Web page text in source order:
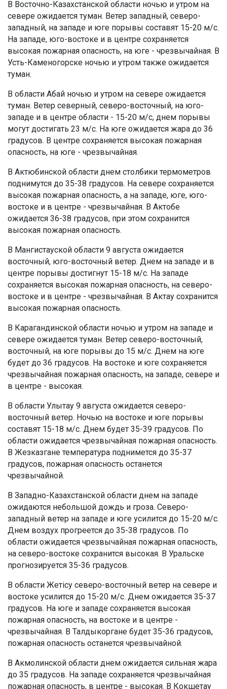
В Восточно-Казахстанской области ночью и утром на
севере ожидается туман. Ветер западный, северо-
западный, на западе и юге порывы составят 15-20 м/с.
На западе, юго-востоке и в центре сохраняется
высокая пожарная опасность, на юге - чрезвычайная. В
Усть-Каменогорске ночью и утром также ожидается
туман.
В области Абай ночью и утром на севере ожидается
туман. Ветер северный, северо-восточный, на юго-
западе и в центре области - 15-20 м/с, днем порывы
могут достигать 23 м/с. На юге ожидается жара до 36
градусов. В центре сохраняется высокая пожарная
опасность, на юге - чрезвычайная.
В Актюбинской области днем столбики термометров
поднимутся до 35-38 градусов. На севере сохраняется
высокая пожарная опасность, а на западе, юге, юго-
востоке и в центре - чрезвычайная. В Актобе
ожидается 36-38 градусов, при этом сохранится
высокая пожарная опасность.
В Мангистауской области 9 августа ожидается
восточный, юго-восточный ветер. Днем на западе и в
центре порывы достигнут 15-18 м/с. На западе
сохраняется высокая пожарная опасность, на северо-
востоке и в центре - чрезвычайная. В Актау сохранится
высокая пожарная опасность.
В Карагандинской области ночью и утром на западе и
севере ожидается туман. Ветер северо-восточный,
восточный, на юге порывы до 15 м/с. Днем на юге
будет до 36 градусов. На востоке и юге сохраняется
чрезвычайная пожарная опасность, на западе, севере и
в центре - высокая.
В области Улытау 9 августа ожидается северо-
восточный ветер. Ночью на востоке и юге порывы
составят 15-18 м/с. Днем будет 35-39 градусов. По
области ожидается чрезвычайная пожарная опасность.
В Жезказгане температура поднимется до 35-37
градусов, пожарная опасность останется
чрезвычайной.
В Западно-Казахстанской области днем на западе
ожидаются небольшой дождь и гроза. Северо-
западный ветер на западе и юге усилится до 15-20 м/с.
Днем воздух прогреется до 35-38 градусов. По
области ожидается чрезвычайная пожарная опасность,
на северо-востоке сохранится высокая. В Уральске
прогнозируется 35-36 градусов.
В области Жетісу северо-восточный ветер на севере и
востоке усилится до 15-20 м/с. Днем ожидается 35-37
градусов. На юге и западе сохраняется высокая
пожарная опасность, на востоке и в центре -
чрезвычайная. В Талдыкоргане будет 35-36 градусов,
пожарная опасность останется чрезвычайной.
В Акмолинской области днем ожидается сильная жара
до 35 градусов. На западе сохраняется чрезвычайная
пожарная опасность, в центре - высокая. В Кокшетау